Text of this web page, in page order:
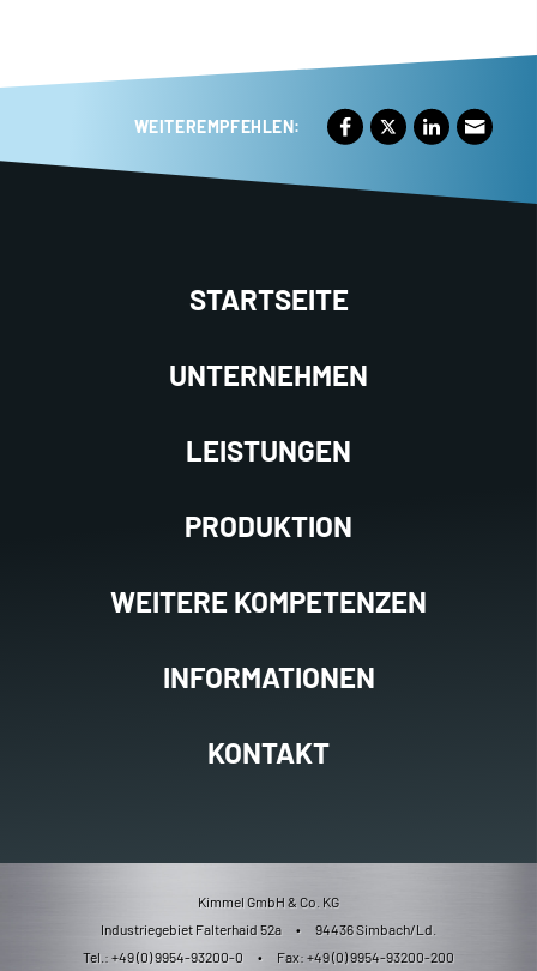
WEITEREMPFEHLEN:
STARTSEITE
UNTERNEHMEN
LEISTUNGEN
PRODUKTION
WEITERE KOMPETENZEN
INFORMATIONEN
KONTAKT
Kimmel GmbH & Co. KG
Industriegebiet Falterhaid 52a
•
94436 Simbach/Ld.
Tel.: +49 (0) 9954-93200-0
• Fax: +49 (0) 9954-93200-200